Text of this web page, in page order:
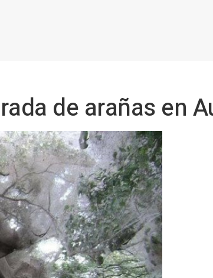
de arañas en